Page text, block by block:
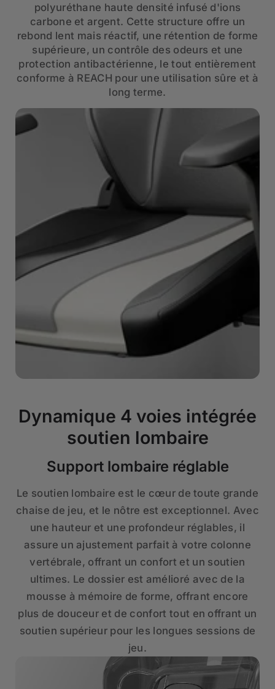
polyuréthane haute densité infusé d'ions
carbone et argent. Cette structure offre un
rebond lent mais réactif, une rétention de forme
supérieure, un contrôle des odeurs et une
protection antibactérienne, le tout entièrement
conforme à REACH pour une utilisation sûre et à
long terme.
Dynamique 4 voies intégrée
soutien lombaire
Support lombaire réglable
Le soutien lombaire est le cœur de toute grande
chaise de jeu, et le nôtre est exceptionnel. Avec
une hauteur et une profondeur réglables, il
assure un ajustement parfait à votre colonne
vertébrale, offrant un confort et un soutien
ultimes. Le dossier est amélioré avec de la
mousse à mémoire de forme, offrant encore
plus de douceur et de confort tout en offrant un
soutien supérieur pour les longues sessions de
jeu.